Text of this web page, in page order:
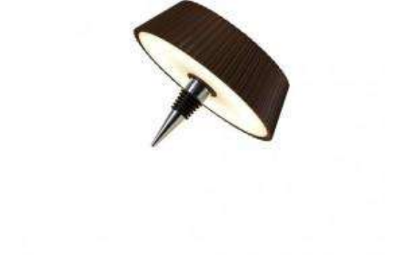
essere
scelte
nella
prodotto